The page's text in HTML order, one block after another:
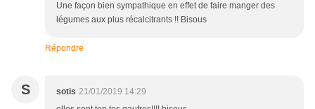
Une façon bien sympathique en effet de faire manger des
légumes aux plus récalcitrants !! Bisous
Répondre
S sotis 21/01/2019 14:29